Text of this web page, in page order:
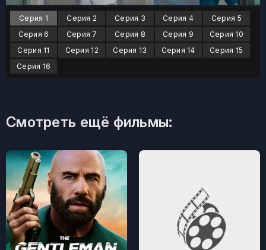
Серия 1 Серия 2 Серия 3 Серия 4
Серия 5
Серия 6
Серия 7 Серия 8 Серия 9
Серия 10
Серия 11
Серия 12 Серия 13 Серия 14
Серия 15
Серия 16
Смотреть ещё фильмы: